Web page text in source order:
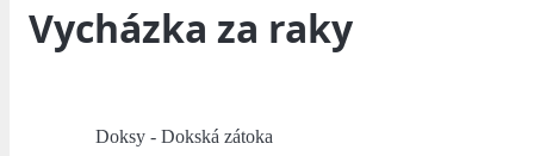
Vycházka za raky
Doksy - Dokská zátoka